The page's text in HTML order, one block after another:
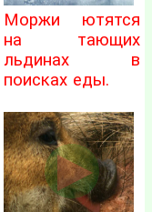
Моржи ютятся
на тающих
льдинах в
поисках еды.